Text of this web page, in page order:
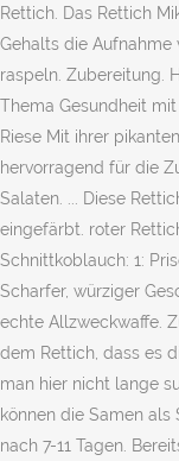
Rettich. Das Rettich
Gehalts die Aufnahme
raspeln. Zubereitung.
Thema Gesundheit
Riese Mit ihrer
hervorragend für die
Salaten. ... Diese
eingefärbt. roter
Schnittkoblauch: 1:
Scharfer, würziger
echte Allzweckwaffe.
dem Rettich, dass es
man hier nicht lange
können die Samen
nach 7-11 Tagen.